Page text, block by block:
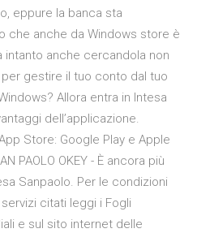
eppure la banca sta
che anche da Windows store è
anche cercandola non
gestire il tuo conto dal tuo
Allora entra in Intesa
dell’applicazione.
Store: Google Play e Apple
PAOLO OKEY - È ancora più
Sanpaolo. Per le condizioni
citati leggi i Fogli
e sul sito internet delle